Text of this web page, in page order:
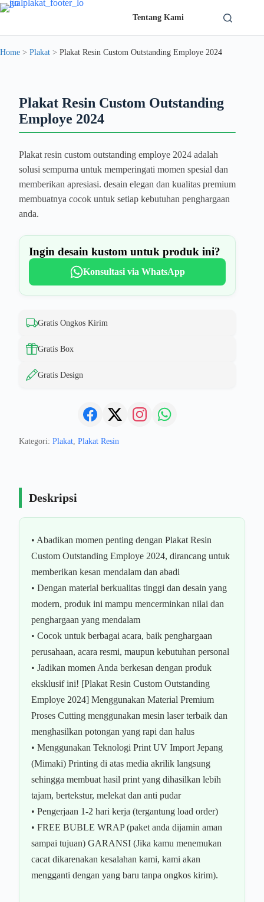
Skip
to
Solusi Custom Plakat Nomer 1 di Indonesia - jualplakat.id
Tentang Kami
Home > Plakat > Plakat Resin Custom Outstanding Employe 2024
Plakat Resin Custom Outstanding
Employe 2024
Plakat resin custom outstanding employe 2024 adalah
solusi sempurna untuk memperingati momen spesial dan
memberikan apresiasi. desain elegan dan kualitas premium
membuatnya cocok untuk setiap kebutuhan penghargaan
anda.
Ingin desain kustom untuk produk ini?
Konsultasi via WhatsApp
Gratis Ongkos Kirim
Gratis Box
Gratis Design
Kategori: Plakat Plakat Resin
Deskripsi
• Abadikan momen penting dengan Plakat Resin
Custom Outstanding Employe 2024, dirancang untuk
memberikan kesan mendalam dan abadi
• Dengan material berkualitas tinggi dan desain yang
modern, produk ini mampu mencerminkan nilai dan
penghargaan yang mendalam
• Cocok untuk berbagai acara, baik penghargaan
perusahaan, acara resmi, maupun kebutuhan personal
• Jadikan momen Anda berkesan dengan produk
eksklusif ini! [Plakat Resin Custom Outstanding
Employe 2024] Menggunakan Material Premium
Proses Cutting menggunakan mesin laser terbaik dan
menghasilkan potongan yang rapi dan halus
• Menggunakan Teknologi Print UV Import Jepang
(Mimaki) Printing di atas media akrilik langsung
sehingga membuat hasil print yang dihasilkan lebih
tajam, bertekstur, melekat dan anti pudar
• Pengerjaan 1-2 hari kerja (tergantung load order)
• FREE BUBLE WRAP (paket anda dijamin aman
sampai tujuan) GARANSI (Jika kamu menemukan
cacat dikarenakan kesalahan kami, kami akan
mengganti dengan yang baru tanpa ongkos kirim).